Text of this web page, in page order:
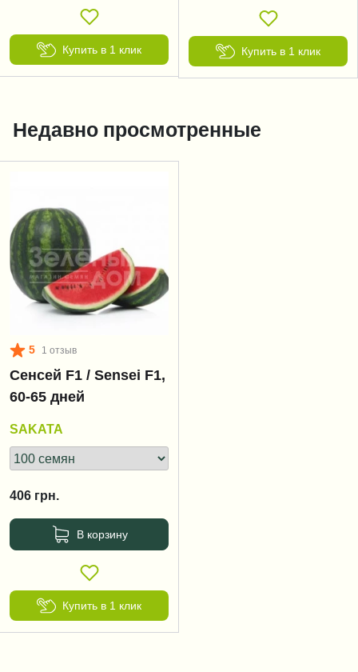
Купить в 1 клик Купить в 1 клик
Недавно просмотренные
5 1 отзыв
Сенсей F1 / Sensei F1,
60-65 дней
SAKATA
406 грн.
В корзину
Купить в 1 клик